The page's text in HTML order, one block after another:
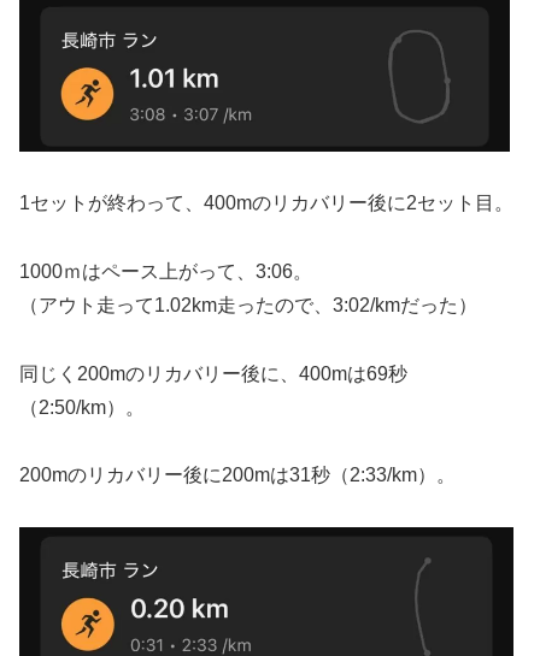
1セットが終わって、400mのリカバリー後に2セット目。
1000ｍはペース上がって、3:06。
（アウト走って1.02km走ったので、3:02/kmだった）
同じく200mのリカバリー後に、400mは69秒
（2:50/km）。
200mのリカバリー後に200mは31秒（2:33/km）。